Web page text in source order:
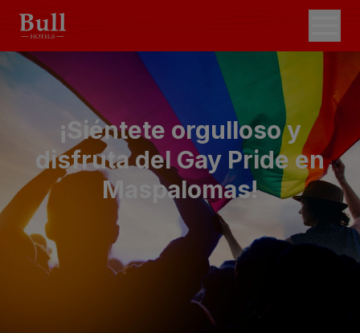
¡Siéntete orgulloso y
disfruta del Gay Pride en
Maspalomas!